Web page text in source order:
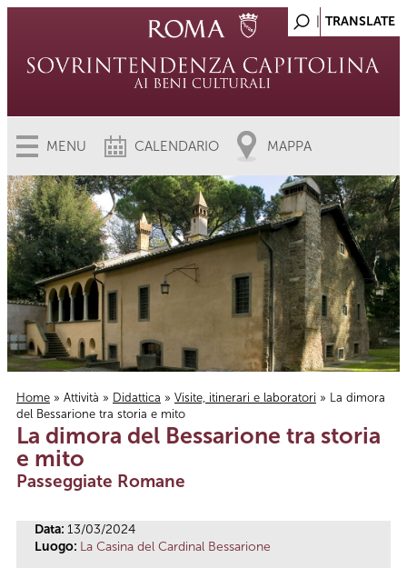
MENU CALENDARIO MAPPA
Tu sei qui
Home » Attività » Didattica » Visite, itinerari e laboratori » La dimora
del Bessarione tra storia e mito
La dimora del Bessarione tra storia
e mito
Passeggiate Romane
Data: 13/03/2024
Luogo: La Casina del Cardinal Bessarione